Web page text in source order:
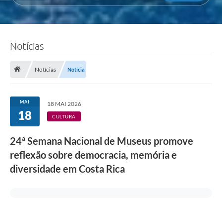
Notícias
Notícias Notícia
MAI
18
18 MAI 2026
CULTURA
24ª Semana Nacional de Museus promove
reflexão sobre democracia, memória e
diversidade em Costa Rica